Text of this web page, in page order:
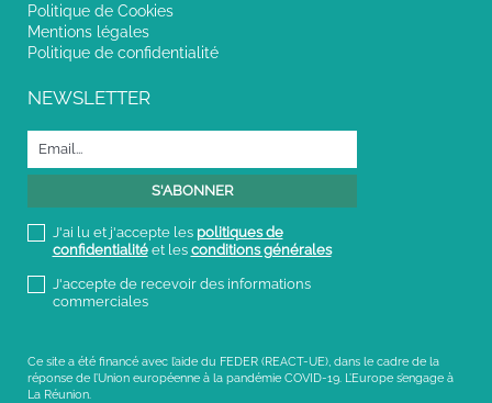
Politique de Cookies
Mentions légales
Politique de confidentialité
NEWSLETTER
J'ai lu et j'accepte les politiques de
confidentialitéet les conditions générales
J'accepte de recevoir des informations
commerciales
Ce site a été financé avec l’aide du FEDER (REACT-UE), dans le cadre de la
réponse de l’Union européenne à la pandémie COVID-19. L’Europe s’engage à
La Réunion.